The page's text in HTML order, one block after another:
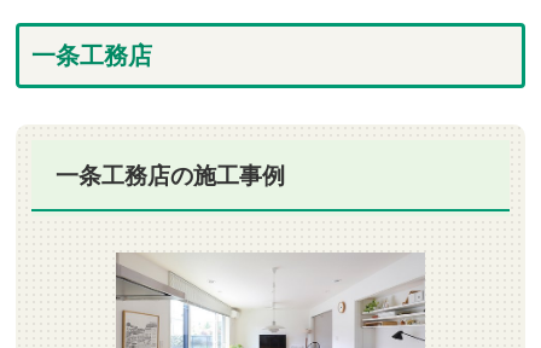
一条工務店
一条工務店の施工事例